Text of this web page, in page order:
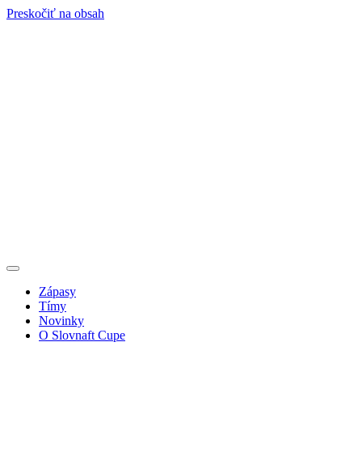
Preskočiť na obsah
Zápasy
Tímy
Novinky
O Slovnaft Cupe